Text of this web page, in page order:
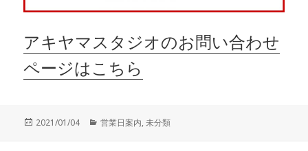
アキヤマスタジオのお問い合わせ
ページはこちら
投
2021/01/04
カ
営業日案内,未分類